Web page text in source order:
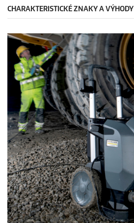
CHARAKTERISTICKÉ ZNAKY A VÝHODY